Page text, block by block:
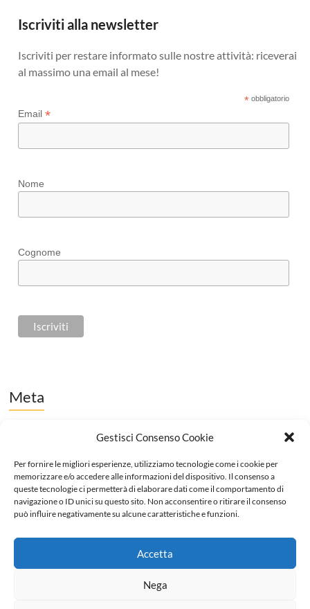
Gestisci Consenso Cookie
Per fornire le migliori esperienze, utilizziamo tecnologie come i cookie per
memorizzare e/o accedere alle informazioni del dispositivo. Il consenso a
queste tecnologie ci permetterà di elaborare dati come il comportamento di
navigazione o ID unici su questo sito. Non acconsentire o ritirare il consenso
può influire negativamente su alcune caratteristiche e funzioni.
Accetta
Nega
Iscriviti alla newsletter
Iscriviti per restare informato sulle nostre attività: riceverai
al massimo una email al mese!
* obbligatorio
Email*
Nome
Cognome
Meta
Feed dei commenti
WordPress.org